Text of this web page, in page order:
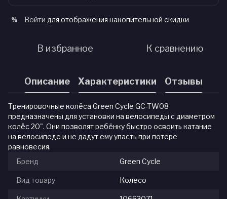
% Войти для отображения накопительной скидки
В избранное К сравнению
Описание Характеристики Отзывы
Тренировочные колёса Green Cycle GC-TW08
предназначены для установки на велосипеды с диаметром
колёс 20". Они позволят ребёнку быстро освоить катание
на велосипеде и не дадут ему упасть при потере
равновесия.
Бренд
Green Cycle
Вид товару Колесо